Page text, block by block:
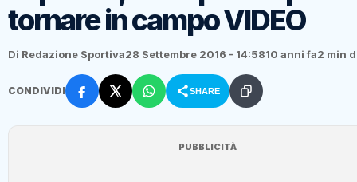
tornare in campo VIDEO
Di Redazione Sportiva28 Settembre 2016 - 14:5810 anni fa2 min
CONDIVIDI SHARE
PUBBLICITÀ